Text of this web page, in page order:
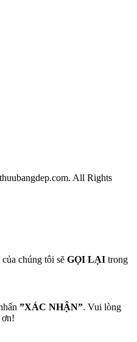
All Rights
chúng tôi sẽ GỌI LẠI trong
”XÁC NHẬN”. Vui lòng